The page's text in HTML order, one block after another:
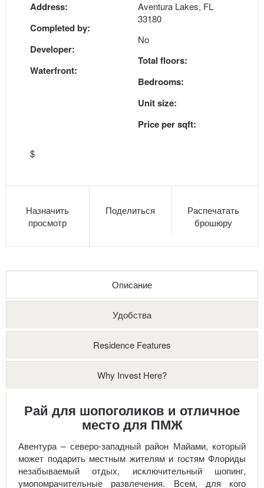
Address:
Completed by:
Developer:
Waterfront:
Aventura Lakes, FL
33180
No
Total floors:
Bedrooms:
Unit size:
Price per sqft:
$
Назначить
просмотр
Поделиться
Распечатать
брошюру
Описание
Удобства
Residence Features
Why Invest Here?
Рай для шопоголиков и отличное
место для ПМЖ
Авентура – северо-западный район Майами, который
может подарить местным жителям и гостям Флориды
незабываемый отдых, исключительный шопинг,
умопомрачительные развлечения. Всем, для кого